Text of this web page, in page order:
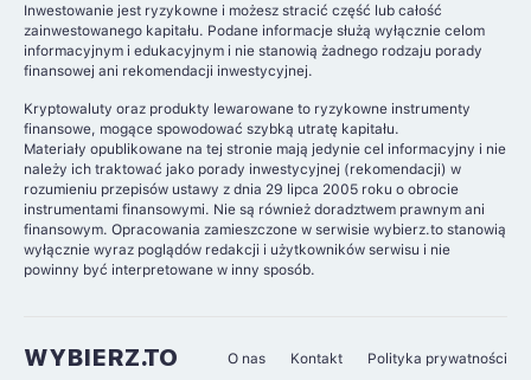
Inwestowanie jest ryzykowne i możesz stracić część lub całość
zainwestowanego kapitału. Podane informacje służą wyłącznie celom
informacyjnym i edukacyjnym i nie stanowią żadnego rodzaju porady
finansowej ani rekomendacji inwestycyjnej.
Kryptowaluty oraz produkty lewarowane to ryzykowne instrumenty
finansowe, mogące spowodować szybką utratę kapitału.
Materiały opublikowane na tej stronie mają jedynie cel informacyjny i nie
należy ich traktować jako porady inwestycyjnej (rekomendacji) w
rozumieniu przepisów ustawy z dnia 29 lipca 2005 roku o obrocie
instrumentami finansowymi. Nie są również doradztwem prawnym ani
finansowym. Opracowania zamieszczone w serwisie wybierz.to stanowią
wyłącznie wyraz poglądów redakcji i użytkowników serwisu i nie
powinny być interpretowane w inny sposób.
WYBIERZ.TO O nas Kontakt Polityka prywatności